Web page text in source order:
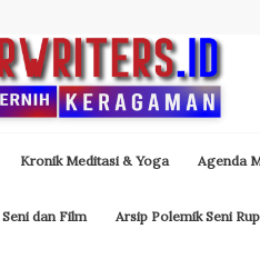
Kronik Meditasi & Yoga Agenda
dan Film Arsip Polemik Seni